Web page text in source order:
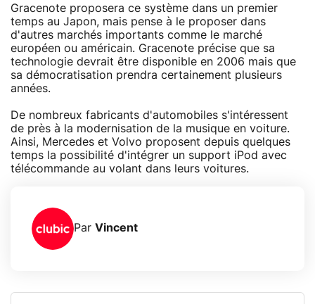
Gracenote proposera ce système dans un premier
temps au Japon, mais pense à le proposer dans
d'autres marchés importants comme le marché
européen ou américain. Gracenote précise que sa
technologie devrait être disponible en 2006 mais que
sa démocratisation prendra certainement plusieurs
années.
De nombreux fabricants d'automobiles s'intéressent
de près à la modernisation de la musique en voiture.
Ainsi, Mercedes et Volvo proposent depuis quelques
temps la possibilité d'intégrer un support iPod avec
télécommande au volant dans leurs voitures.
Par Vincent